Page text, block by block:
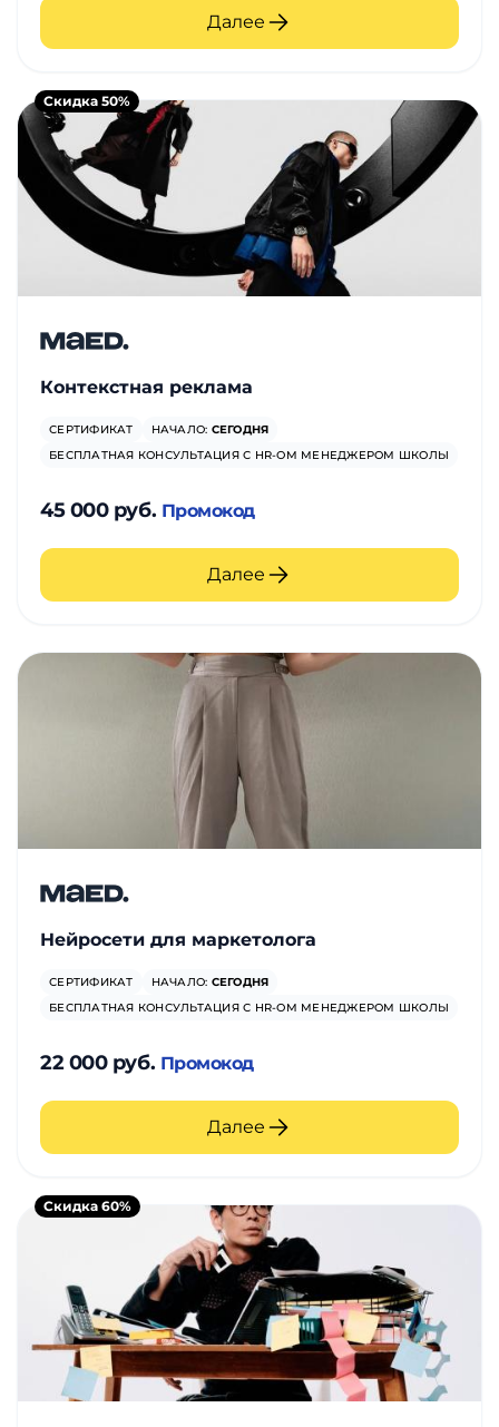
Далее
Контекстная реклама
СЕРТИФИКАТ НАЧАЛО: СЕГОДНЯ
БЕСПЛАТНАЯ КОНСУЛЬТАЦИЯ С HR-ОМ МЕНЕДЖЕРОМ ШКОЛЫ
45 000 руб. Промокод
Далее
Скидка 50%
Нейросети для маркетолога
СЕРТИФИКАТ НАЧАЛО: СЕГОДНЯ
БЕСПЛАТНАЯ КОНСУЛЬТАЦИЯ С HR-ОМ МЕНЕДЖЕРОМ ШКОЛЫ
22 000 руб. Промокод
Далее
Скидка 60%